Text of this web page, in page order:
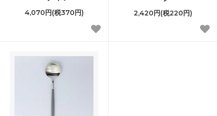
4,070円(税370円) 2,420円(税220円)